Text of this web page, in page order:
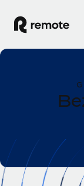
WELTWEITE
Globale
Einfache,
Employer
WELTWEITE
Country
Ressourcen
TOOLS UND
Preise